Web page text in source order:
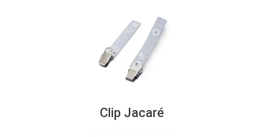
Clip Jacaré